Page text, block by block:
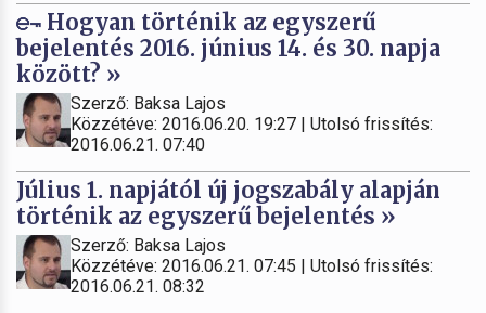
Hogyan történik az egyszerű
bejelentés 2016. június 14. és 30. napja
között? »
Szerző: Baksa Lajos
Közzétéve: 2016.06.20. 19:27 | Utolsó frissítés:
2016.06.21. 07:40
Július 1. napjától új jogszabály alapján
történik az egyszerű bejelentés »
Szerző: Baksa Lajos
Közzétéve: 2016.06.21. 07:45 | Utolsó frissítés:
2016.06.21. 08:32